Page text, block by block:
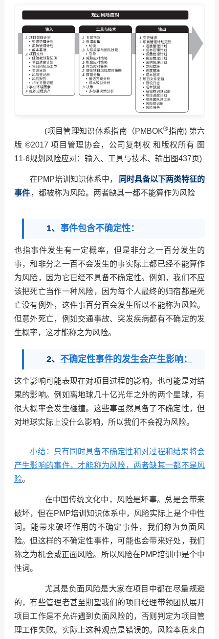
(项目管理知识体系指南（PMBOK®指南) 第六
版 ©2017 项目管理协会，公司复制权 和版权所有 图
11-6规划风险应对：输入、工具与技术、输出图437页)
在PMP培训知识体系中，
同时具备以下两类特征的
事件，都被称为风险。两者缺其一都不能算作为风险
1、 事件包含不确定性：
也指事件发生有一定概率，但是非分之一百分发生的
事，和非分之一百不会发生的事实际上都已经不能算作
为风险，因为它已经不具备不确定性。例如，我们不应
该把死亡当作一种风险，因为每个人最终的归宿都是死
亡没有例外，这件事百分百会发生所以不能称为风险。
但意外死亡，例如交通事故、突发疾病都有不确定的发
生概率，这才能称之为风险。
2、 不确定性事件的发生会产生影响：
这个影响可能表现在对项目过程的影响，也可能是对结
果的影响。例如离地球几十亿光年之外的两个星球，有
很大概率会发生碰撞。这些事虽然具备了不确定性，但
对地球实际上没什么影响，所以我们不会视为风险。
小结：只有同时具备不确定性和对过程和结果将会
产生影响的事件，才能称为风险，两者缺其一都不是风
险。
在中国传统文化中，风险是坏事。总是会带来
破坏，但在PMP培训知识体系中，风险实际上是个中性
词。能带来破坏作用的不确定事件，我们称为负面风
险。但这样的不确定性事件，可能也会带来好处，我们
称之为机会或正面风险。所以风险在PMP培训中是个中
性词。
尤其是负面风险是大家在项目中都在尽量规避
的，有些管理者甚至期望我们的项目经理带领团队展开
项目工作是不允许遇到负面风险的，否则判定为项目管
理工作失败。实际上这种观点是错误的。风险本质来自